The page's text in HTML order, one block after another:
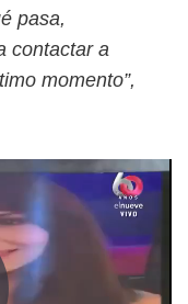
pasa,
contactar a
momento”,